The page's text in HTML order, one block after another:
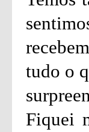
tudo o
Fiquei